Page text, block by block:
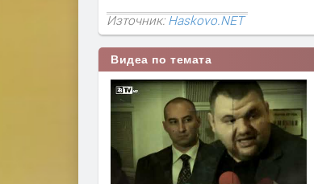
Източник:Haskovo.NET
Видеа по темата